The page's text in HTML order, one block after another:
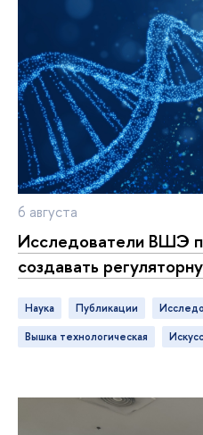
6 августа
Исследователи ВШЭ
создавать
Наука публикации
ышка технологическая